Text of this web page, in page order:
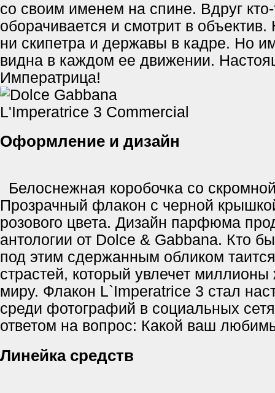
со своим именем на спине. Вдруг
оборачивается и смотрит в
ни скипетра и державы в кадре. Но
видна в каждом ее движении.
Императрица!
Оформление и дизайн
Белоснежная коробочка со
Прозрачный флакон с черной
розового цвета. Дизайн парфюма
антологии от Dolce & Gabbana. Кто
под этим сдержанным обликом
страстей, который увлечет
миру. Флакон L`Imperatrice 3 стал
среди фотографий в социальных
ответом на вопрос: Какой ваш
Линейка средств